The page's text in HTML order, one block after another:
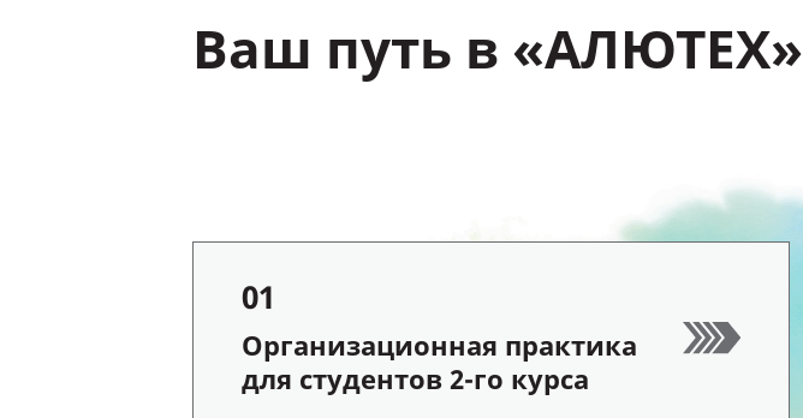
Ваш путь в «АЛЮТЕХ»
01
Организационная практика
для студентов 2-го курса